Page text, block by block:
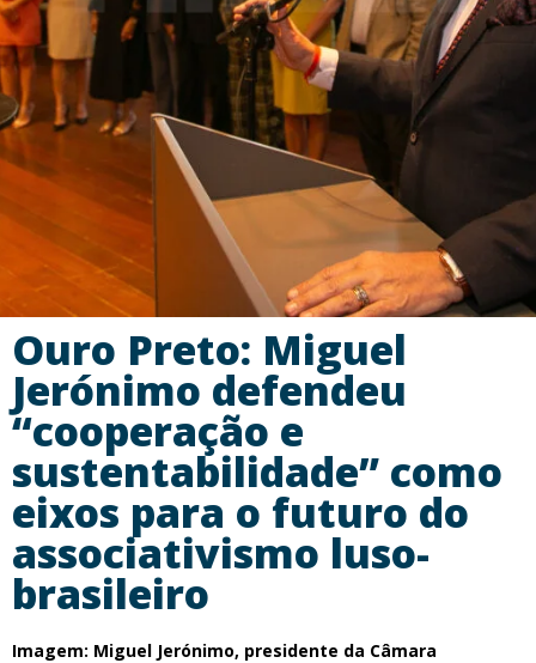
Ouro Preto: Miguel
Jerónimo defendeu
“cooperação e
sustentabilidade” como
eixos para o futuro do
associativismo luso-
brasileiro
Imagem: Miguel Jerónimo, presidente da Câmara